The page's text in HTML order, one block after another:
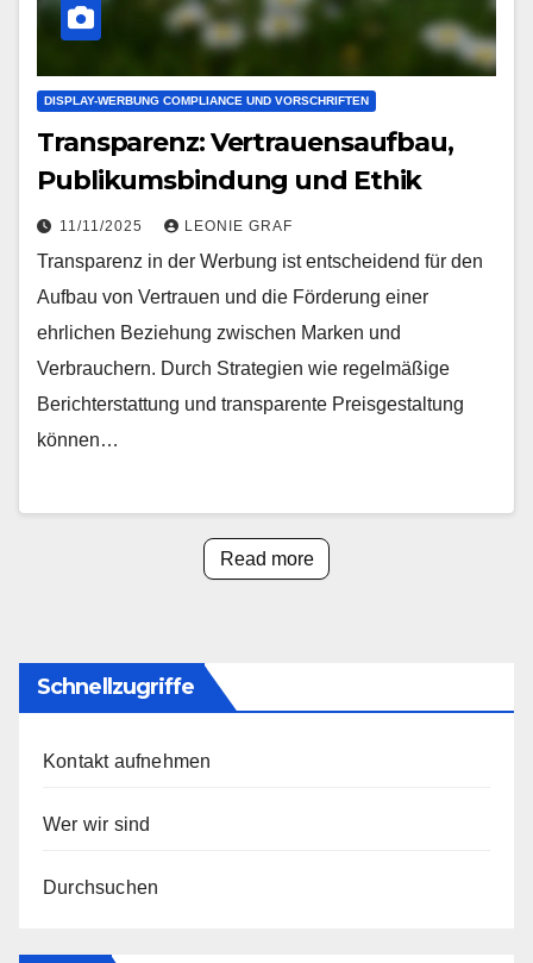
DISPLAY-WERBUNG COMPLIANCE UND VORSCHRIFTEN
Transparenz: Vertrauensaufbau,
Publikumsbindung und Ethik
11/11/2025 LEONIE GRAF
Transparenz in der Werbung ist entscheidend für den
Aufbau von Vertrauen und die Förderung einer
ehrlichen Beziehung zwischen Marken und
Verbrauchern. Durch Strategien wie regelmäßige
Berichterstattung und transparente Preisgestaltung
können…
Read more
Schnellzugriffe
Kontakt aufnehmen
Wer wir sind
Durchsuchen